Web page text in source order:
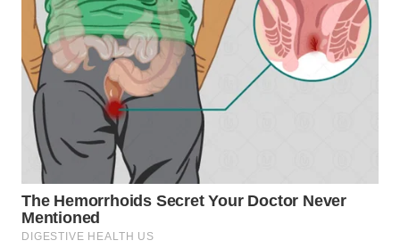
TENGAH
WN DELI
SERDANG
TEBING
TINGGI
WN
PAKPAK